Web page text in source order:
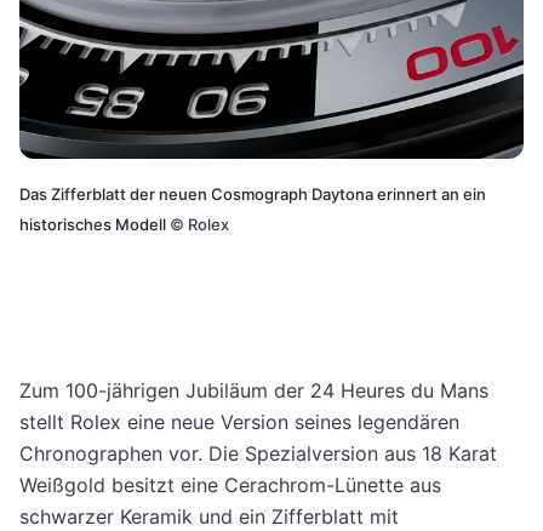
Das Zifferblatt der neuen Cosmograph Daytona erinnert an ein
historisches Modell © Rolex
Zum 100-jährigen Jubiläum der 24 Heures du Mans
stellt Rolex eine neue Version seines legendären
Chronographen vor. Die Spezialversion aus 18 Karat
Weißgold besitzt eine Cerachrom-Lünette aus
schwarzer Keramik und ein Zifferblatt mit